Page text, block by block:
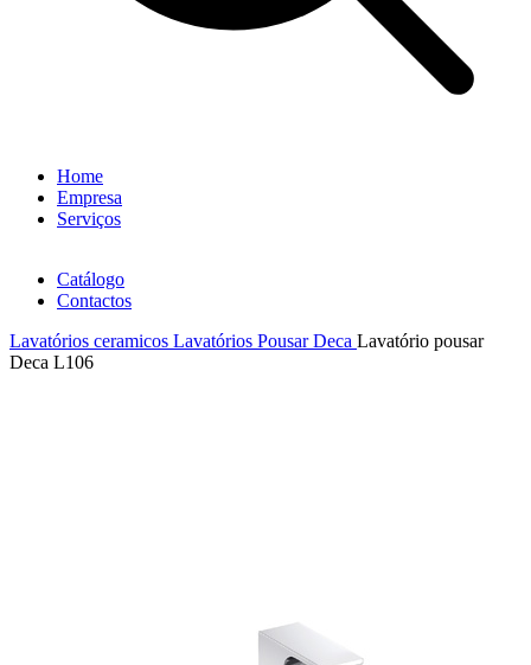
Home
Empresa
Serviços
Catálogo
Contactos
Lavatórios ceramicos Lavatórios Pousar Deca Lavatório pousar
Deca L106